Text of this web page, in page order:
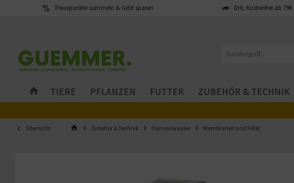
Treuepunkte sammeln & Geld sparen DHL Kostenfrei ab 79€
TIERE PFLANZEN FUTTER ZUBEHÖR & TECHNIK
Übersicht Zubehör & Technik Osmosewasser Membranen und Filter